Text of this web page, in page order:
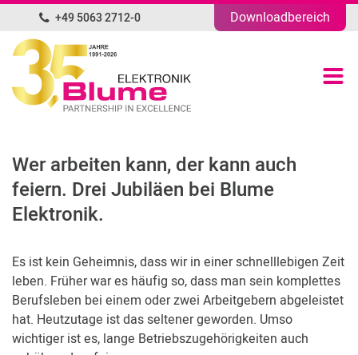
+49 5063 2712-0 Downloadbereich
Wer arbeiten kann, der kann auch
feiern. Drei Jubiläen bei Blume
Elektronik.
Es ist kein Geheimnis, dass wir in einer schnelllebigen Zeit
leben. Früher war es häufig so, dass man sein komplettes
Berufsleben bei einem oder zwei Arbeitgebern abgeleistet
hat. Heutzutage ist das seltener geworden. Umso
wichtiger ist es, lange Betriebszugehörigkeiten auch
Produktübersicht
Unternehmen
News
Blog
Kontakt
DE